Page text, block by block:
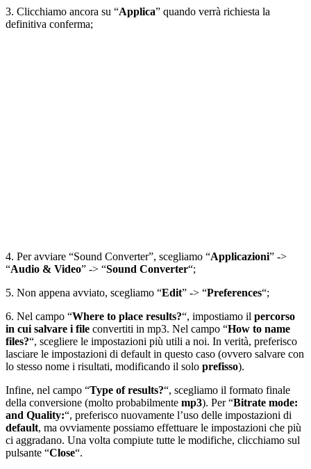
3. Clicchiamo ancora su “Applica” quando verrà richiesta la
definitiva conferma;
4. Per avviare “Sound Converter”, scegliamo “Applicazioni” ->
“Audio & Video” -> “Sound Converter“;
5. Non appena avviato, scegliamo “Edit” -> “Preferences“;
6. Nel campo “Where to place results?“, impostiamo il percorso
in cui salvare i file convertiti in mp3. Nel campo “How to name
files?“, scegliere le impostazioni più utili a noi. In verità, preferisco
lasciare le impostazioni di default in questo caso (ovvero salvare con
lo stesso nome i risultati, modificando il solo prefisso).
Infine, nel campo “Type of results?“, scegliamo il formato finale
della conversione (molto probabilmente mp3). Per “Bitrate mode:
and Quality:“, preferisco nuovamente l’uso delle impostazioni di
default, ma ovviamente possiamo effettuare le impostazioni che più
ci aggradano. Una volta compiute tutte le modifiche, clicchiamo sul
pulsante “Close“.